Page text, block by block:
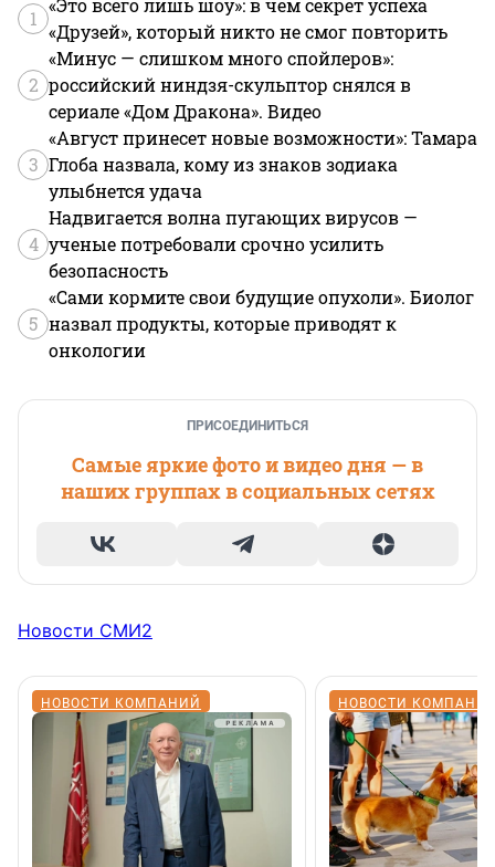
1
«Друзей», который никто не смог повторить
2
«Минус — слишком много спойлеров»:
российский ниндзя-скульптор снялся в
сериале «Дом Дракона». Видео
3
«Август принесет новые возможности»: Тамара
Глоба назвала, кому из знаков зодиака
улыбнется удача
4
Надвигается волна пугающих вирусов —
ученые потребовали срочно усилить
безопасность
5
«Сами кормите свои будущие опухоли». Биолог
назвал продукты, которые приводят к
онкологии
ПРИСОЕДИНИТЬСЯ
Самые яркие фото и видео дня — в
наших группах в социальных сетях
Новости СМИ2
НОВОСТИ КОМПАНИЙ НОВОСТИ